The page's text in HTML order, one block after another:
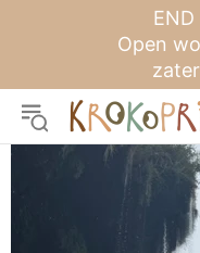
END
Open